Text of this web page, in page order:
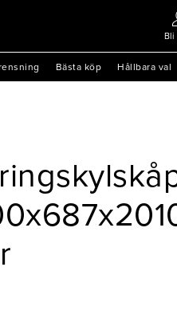
Bli
Bästa köp Hållbara val